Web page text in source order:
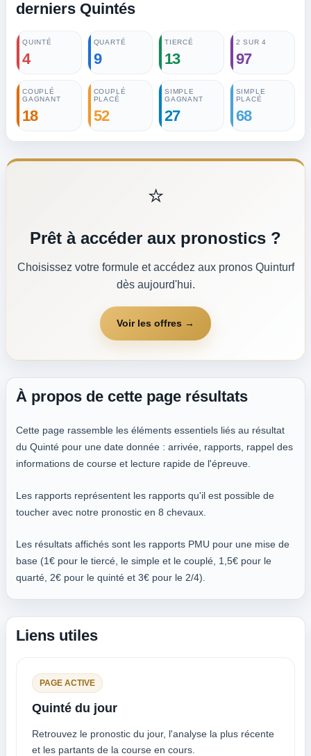
derniers Quintés
QUINTÉ
4
QUARTÉ
9
TIERCÉ
13
2 SUR 4
97
COUPLÉ
GAGNANT
18
COUPLÉ
PLACÉ
52
SIMPLE
GAGNANT
27
SIMPLE
PLACÉ
68
⭐
Prêt à accéder aux pronostics ?
Choisissez votre formule et accédez aux pronos Quinturf
dès aujourd'hui.
Voir les offres →
À propos de cette page résultats
Cette page rassemble les éléments essentiels liés au résultat
du Quinté pour une date donnée : arrivée, rapports, rappel des
informations de course et lecture rapide de l'épreuve.
Les rapports représentent les rapports qu'il est possible de
toucher avec notre pronostic en 8 chevaux.
Les résultats affichés sont les rapports PMU pour une mise de
base (1€ pour le tiercé, le simple et le couplé, 1,5€ pour le
quarté, 2€ pour le quinté et 3€ pour le 2/4).
Liens utiles
PAGE ACTIVE
Quinté du jour
Retrouvez le pronostic du jour, l'analyse la plus récente
et les partants de la course en cours.